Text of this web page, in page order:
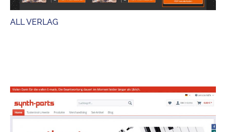
ALL VERLAG